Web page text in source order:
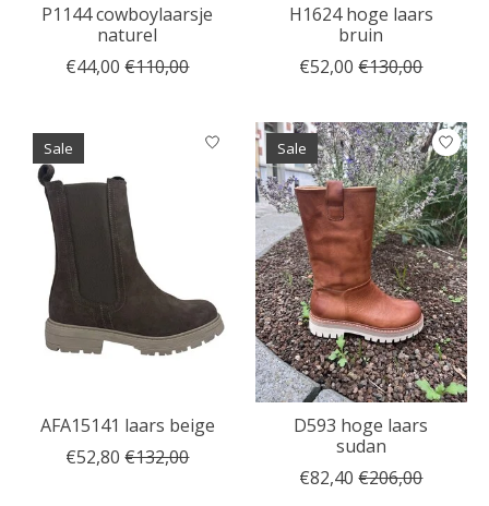
P1144 cowboylaarsje
naturel
€44,00 €110,00
H1624 hoge laars
bruin
€52,00 €130,00
Sale
AFA15141 laars beige
€52,80 €132,00
Sale
D593 hoge laars
sudan
€82,40 €206,00